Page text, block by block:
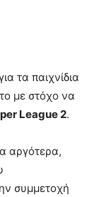
τα παιχνίδια
με στόχο να
League 2.
αργότερα,
συμμετοχή